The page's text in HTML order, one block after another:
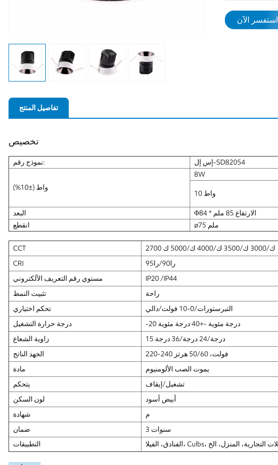
استفسر الآن
تفاصيل المنتج
تخصيص
نموذج رقم: إس إل-SD82054
واط (±10%)
8W
10 واط
البعد
Φ84 * الارتفاع 85 ملم
انقطع
ø75 ملم
CCT
2700 ك/3000 ك/3500 ك/4000 ك/5000 ك
CRI
را90/را95
مستوي رقم التعريف الألكتروني
IP20 /IP44
تثبيت النمط
راحة
تحكم اختياري
التيرستورات/0-10 فولت/دالي
درجة حرارة التشغيل
-20 درجة مئوية -+40 درجة مئوية
زاوية الشعاع
15 درجة/24 درجة/36 درجة
الجهد الناتج
220-240 فولت، 50/60 هرتز
مادة
يموت الصب الألومنيوم
يتحكم
تشغيل/إيقاف
لون السكن
أبيض أسود
شهادة
م
ضمان
3 سنوات
التطبيقات